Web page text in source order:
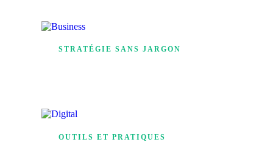
STRATÉGIE SANS JARGON
OUTILS ET PRATIQUES